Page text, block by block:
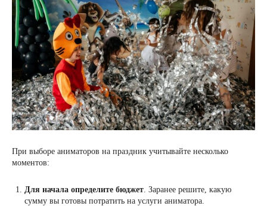
При выборе аниматоров на праздник учитывайте несколько
моментов:
Для начала определите бюджет . Заранее решите, какую
сумму вы готовы потратить на услуги аниматора.